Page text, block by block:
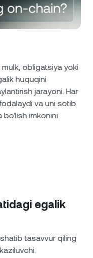
0,03%
obligatsiya yoki
huquqini
jarayoni. Har
va uni sotib
bo'lish imkonini
egalik
tasavvur qiling